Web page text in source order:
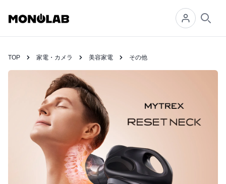
TOP 家電・カメラ 美容家電 その他